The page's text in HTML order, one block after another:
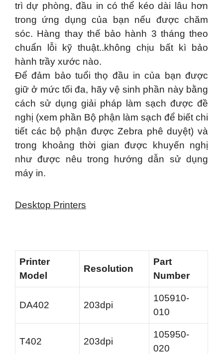
trì dự phòng, đầu in có thể kéo dài lâu hơn
trong ứng dụng của bạn nếu được chăm
sóc. Hàng thay thế bảo hành 3 tháng theo
chuẩn lỗi kỹ thuật..không chịu bất kì bảo
hành trầy xước nào.
Để đảm bảo tuổi thọ đầu in của bạn được
giữ ở mức tối đa, hãy vệ sinh phần này bằng
cách sử dụng giải pháp làm sạch được đề
nghị (xem phần Bộ phận làm sạch để biết chi
tiết các bộ phận được Zebra phê duyệt) và
trong khoảng thời gian được khuyến nghị
như được nêu trong hướng dẫn sử dụng
máy in.
Desktop Printers
Printer
Model
Resolution
Part
Number
DA402 203dpi
105910-
010
T402 203dpi
105950-
020